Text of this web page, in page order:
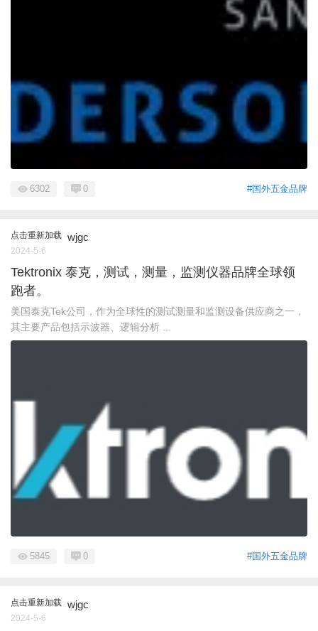
#国外五金品牌
6302 0
点击重新加载 wjgc
2024-5-6
Tektronix 泰克，测试，测量，监测仪器品牌全球领
跑者。
美国泰克Tek公司，作为全球性的测试测量和监测设备供应商之一，
其主要产品包括示波器、逻辑分析 ...
#国外五金品牌
5845 0
点击重新加载 wjgc
2024-5-6